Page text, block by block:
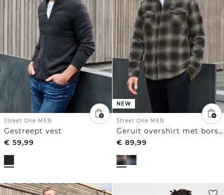
Street One MEN
Gestreept vest
€ 59,99
NEW
Street One MEN
Geruit overshirt met borstzakken
€ 89,99